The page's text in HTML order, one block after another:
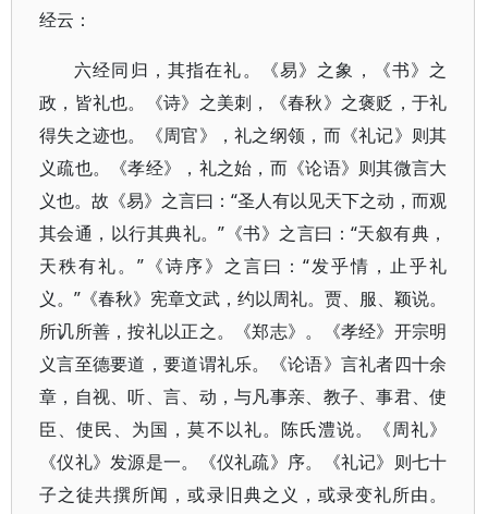
经云：
六经同归，其指在礼。《易》之象，《书》之
政，皆礼也。《诗》之美刺，《春秋》之褒贬，于礼
得失之迹也。《周官》，礼之纲领，而《礼记》则其
义疏也。《孝经》，礼之始，而《论语》则其微言大
义也。故《易》之言曰：“圣人有以见天下之动，而观
其会通，以行其典礼。”《书》之言曰：“天叙有典，
天秩有礼。”《诗序》之言曰：“发乎情，止乎礼
义。”《春秋》宪章文武，约以周礼。贾、服、颖说。
所讥所善，按礼以正之。《郑志》。《孝经》开宗明
义言至德要道，要道谓礼乐。《论语》言礼者四十余
章，自视、听、言、动，与凡事亲、教子、事君、使
臣、使民、为国，莫不以礼。陈氏澧说。《周礼》
《仪礼》发源是一。《仪礼疏》序。《礼记》则七十
子之徒共撰所闻，或录旧典之义，或录变礼所由。